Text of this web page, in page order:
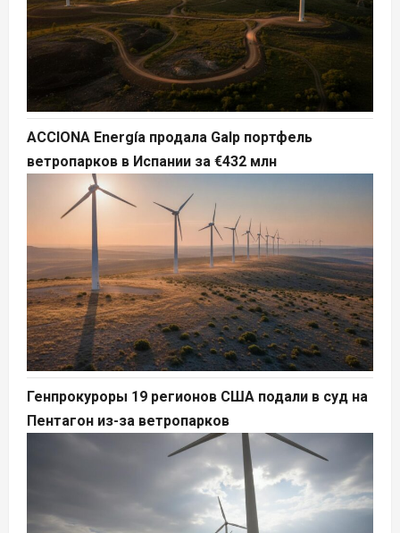
ACCIONA Energía продала Galp портфель
ветропарков в Испании за €432 млн
Генпрокуроры 19 регионов США подали в суд на
Пентагон из-за ветропарков